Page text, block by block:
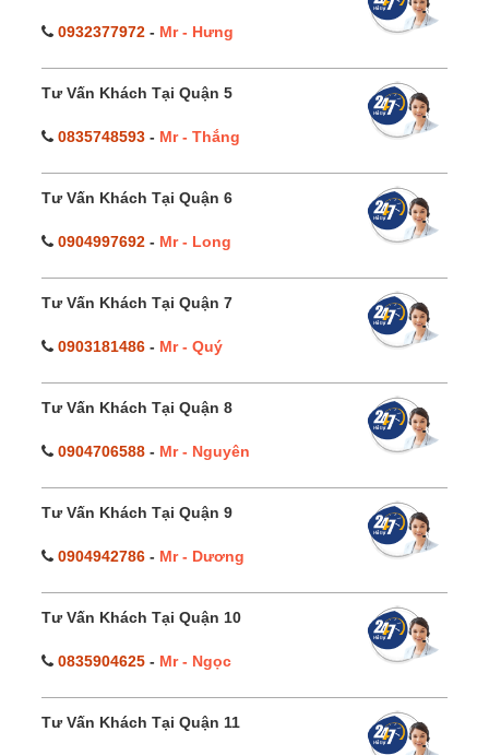
0932377972 - Mr - Hưng
Tư Vấn Khách Tại Quận 5
0835748593 - Mr - Thắng
Tư Vấn Khách Tại Quận 6
0904997692 - Mr - Long
Tư Vấn Khách Tại Quận 7
0903181486 - Mr - Quý
Tư Vấn Khách Tại Quận 8
0904706588 - Mr - Nguyên
Tư Vấn Khách Tại Quận 9
0904942786 - Mr - Dương
Tư Vấn Khách Tại Quận 10
0835904625 - Mr - Ngọc
Tư Vấn Khách Tại Quận 11